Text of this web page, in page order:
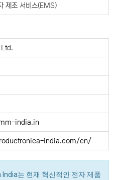
제조 서비스(EMS)
india.in
india.com/en/
는 현재 혁신적인 전자 제품